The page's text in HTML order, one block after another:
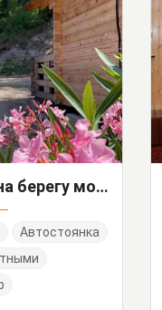
"Коттеджи на берегу моря" база отдыха
Автостоянка